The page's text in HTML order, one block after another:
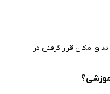
و امکان قرار گرفتن در